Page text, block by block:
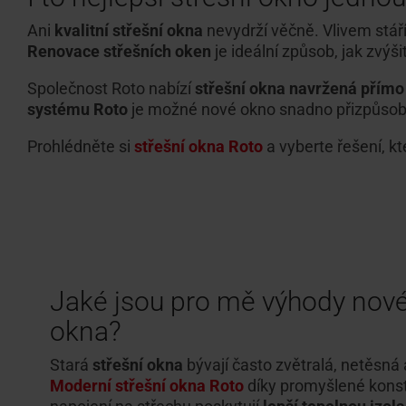
Ani kvalitní střešní okna nevydrží věčně. Vlivem
Renovace střešních oken je ideální způsob, jak
Společnost Roto nabízí střešní okna navržená
systému Roto je možné nové okno snadno
Prohlédněte si střešní okna Roto a vyberte řešení,
Jaké jsou pro mě výhody
okna?
Stará střešní okna bývají často zvětralá,
Moderní střešní okna Roto díky promyšlené